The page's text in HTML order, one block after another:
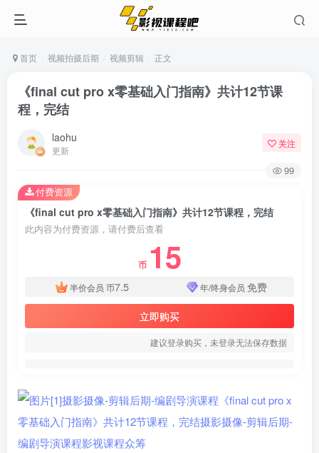
首页 视频拍摄后期 视频剪辑 正文
《final cut pro x零基础入门指南》共计12节课
程，完结
laohu
更新
关注
99
《final cut pro x零基础入门指南》共计12节课程，完结
此内容为付费资源，请付费后查看
币 15
半价会员 币7.5 年/终身会员 免费
立即购买
建议登录购买，未登录无法保存数据
付费资源